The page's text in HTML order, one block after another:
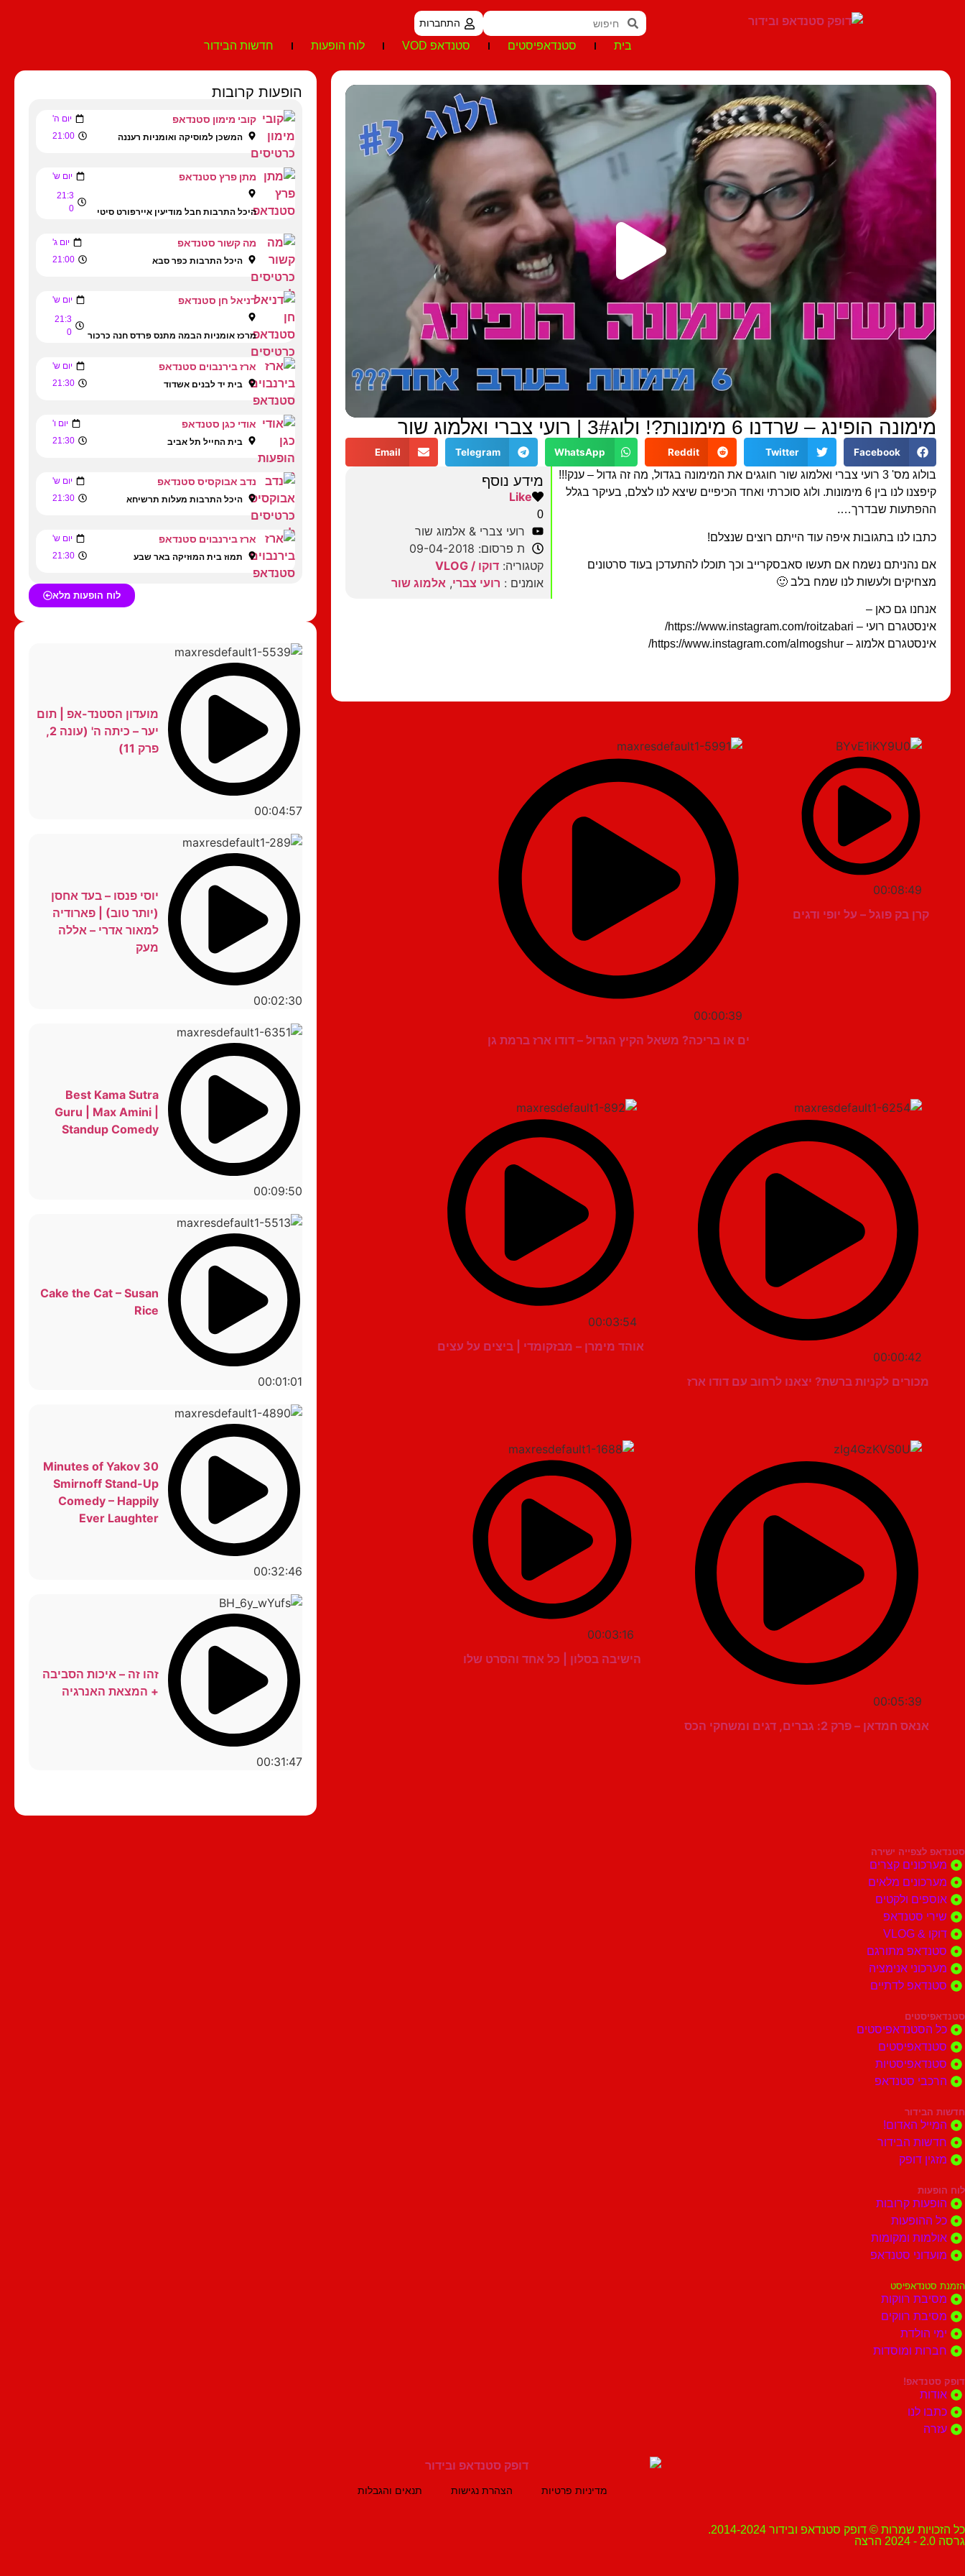
התחברות
בית סטנדאפיסטים סטנדאפ VOD לוח הופעות חדשות הבידור
מימונה הופינג – שרדנו 6 מימונות?! ולוג3# | רועי צברי ואלמוג שור
Facebook
Twitter
Reddit
WhatsApp
Telegram
Email
בולוג מס' 3 רועי צברי ואלמוג שור חוגגים את המימונה בגדול, מה זה גדול – ענק!!!
קיפצנו לנו בין 6 מימונות. ולוג סוכרתי ואחד הכיפיים שיצא לנו לצלם, בעיקר בגלל
ההפתעות שבדרך….
כתבו לנו בתגובות איפה עוד הייתם רוצים שנצלם!
אם נהניתם נשמח אם תעשו סאבסקרייב וכך תוכלו להתעדכן בעוד סרטונים
מצחיקים ולעשות לנו שמח בלב 🙂
אנחנו גם כאן –
אינסטגרם רועי – https://www.instagram.com/roitzabari/
אינסטגרם אלמוג – https://www.instagram.com/almogshur/
מידע נוסף
Like
0
רועי צברי & אלמוג שור
ת פרסום: 09-04-2018
קטגוריה: דוקו / VLOG
אומנים : רועי צברי, אלמוג שור
00:08:49
קרן בק פוגל – על יופי ודגים
00:00:39
ים או בריכה? משאל הקיץ הגדול – דודו ארז ברמת גן
00:00:42
מכורים לקניות ברשת? יצאנו לרחוב עם דודו ארז
00:03:54
אוהד מימרן – מבזקומדי | ביצים על עצים
00:05:39
אנאס חמדאן – פרק 2: גברים, דגים ומשחקי הכס
00:03:16
הישיבה בסלון | כל אחד והסרט שלו
הופעות קרובות
קובי מימון סטנדאפ יום ה'
המשכן למוסיקה ואומניות רעננה 21:00
מתן פרץ סטנדאפ יום ש'
היכל התרבות חבל מודיעין איירפורט סיטי
21:3
0
מה קשור סטנדאפ יום ג'
היכל התרבות כפר סבא 21:00
דניאל חן סטנדאפ יום ש'
מרכז אומניות הבמה מתנס פרדס חנה כרכור
21:3
0
ארז בירנבוים סטנדאפ יום ש'
בית יד לבנים אשדוד 21:30
אודי כגן סטנדאפ יום ו'
בית החייל תל אביב 21:30
נדב אבוקסיס סטנדאפ יום ש'
היכל התרבות מעלות תרשיחא 21:30
ארז בירנבוים סטנדאפ יום ש'
תמוז בית המוזיקה באר שבע 21:30
לוח הופעות מלא
00:04:57
מועדון הסטנד-אפ | תום
יער – כיתה ה' (עונה 2,
פרק 11)
00:02:30
יוסי פנסו – בעד אחסן
(יותר טוב) | פארודיה
למאור אדרי – אללה
מעק
00:09:50
Best Kama Sutra
Guru | Max Amini |
Standup Comedy
00:01:01
Cake the Cat – Susan
Rice
00:32:46
30 Minutes of Yakov
Smirnoff Stand-Up
Comedy – Happily
Ever Laughter
00:31:47
זהו זה – איכות הסביבה
+ המצאת האנרגיה
סטנדאפ לצפייה ישירה
מערכונים קצרים
מערכונים מלאים
אוספים ולקטים
שירי סטנדאפ
דוקו & VLOG
סטנדאפ מתורגם
מערכוני אנימציה
סטנדאפ לדתיים
סטנדאפיסטים
כל הסטנדאפיסטים
סטנדאפיסטים
סטנדאפיסטיות
הרכבי סטנדאפ
חדשות הבידור
המייל האדום!
חדשות הבידור
מזגין דופק
לוח הופעות
הופעות קרובות
כל ההופעות
אולמות ומקומות
מועדוני סטנדאפ
הזמנת סטנדאפיסט
מסיבת רווקות
מסיבת רווקים
ימי הולדת
חברות ומוסדות
דופק סטנדאפ!
אודות
כתבו לנו
עזרה
מדיניות פרטיות הצהרת נגישות תנאים והגבלות
כל הזכויות שמרות © דופק סטנדאפ ובידור 2014-2024.
גרסה 2.0 - 2024 הרצה